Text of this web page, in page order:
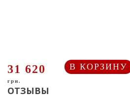
31 620
грн.
В КОРЗИНУ
ОТЗЫВЫ